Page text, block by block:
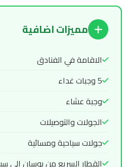
مميزات اضافية
الاقامة في الفنادق
5 وجبات غداء
وجبة عشاء
الجولات والتوصيلات
جولات سياحية ومسائية
القطار السريع من بوسان الى